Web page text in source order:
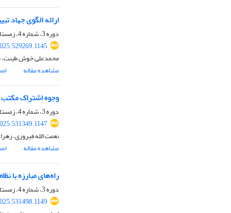
ارائه الگوی جهاد
دوره 3، شماره 4، زمستان 1404، صفحه
محمدعلی خوش طینت،
مشاهده مقاله
وجوه اشتراک مکتب
دوره 3، شماره 4، زمستان 1404، صفحه
نعمت الله فیروزی،
مشاهده مقاله
راه‌های مبارزه با
دوره 3، شماره 4، زمستان 1404، صفحه